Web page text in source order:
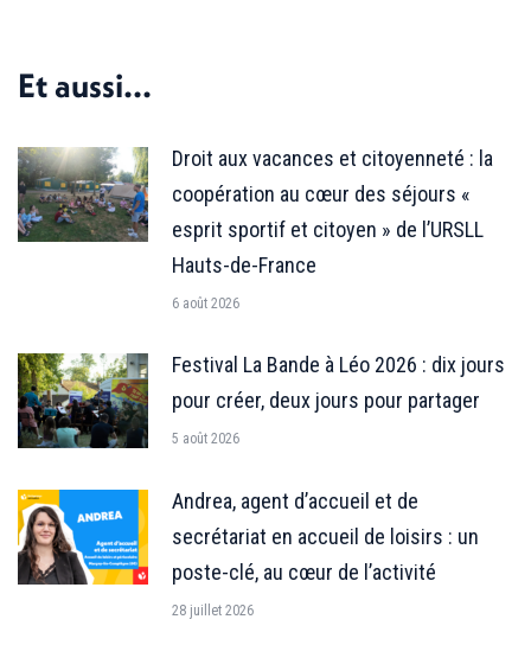
Et aussi...
Droit aux vacances et citoyenneté : la
coopération au cœur des séjours «
esprit sportif et citoyen » de l’URSLL
Hauts-de-France
6 août 2026
Festival La Bande à Léo 2026 : dix jours
pour créer, deux jours pour partager
5 août 2026
Andrea, agent d’accueil et de
secrétariat en accueil de loisirs : un
poste-clé, au cœur de l’activité
28 juillet 2026